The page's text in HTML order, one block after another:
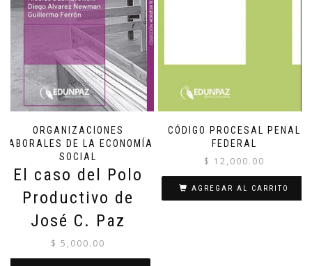
ORGANIZACIONES
LABORALES DE LA ECONOMÍA
SOCIAL
El caso del Polo
Productivo de
José C. Paz
$ 5,000.00
CÓDIGO PROCESAL PENAL
FEDERAL
$ 12,000.00
AGREGAR AL CARRITO